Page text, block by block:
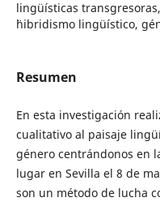
lingüísticas
¨hibridismo lingüístico,
Resumen
En esta investigación
cualitativo al paisaje
género centrándonos en
lugar en Sevilla el 8 de
son un método de lucha